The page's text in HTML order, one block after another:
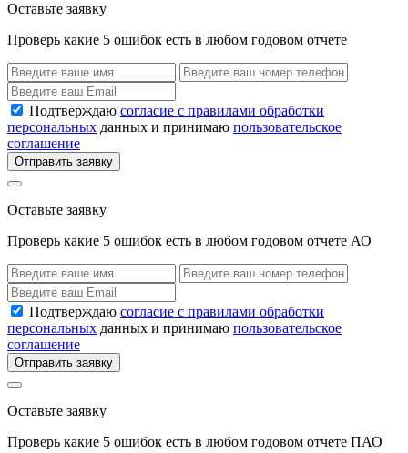
Оставьте заявку
Проверь какие 5 ошибок есть в любом годовом отчете
Подтверждаю согласие с правилами обработки
персональных данных и принимаю пользовательское
соглашение
Отправить заявку
Оставьте заявку
Проверь какие 5 ошибок есть в любом годовом отчете АО
Подтверждаю согласие с правилами обработки
персональных данных и принимаю пользовательское
соглашение
Отправить заявку
Оставьте заявку
Проверь какие 5 ошибок есть в любом годовом отчете ПАО